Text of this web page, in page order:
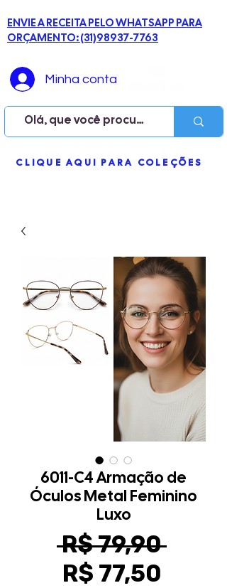
CLIQUE AQUI PARA COLEÇÕES
ME
NU
ENVIE A RECEITA PELO WHATSAPP PARA
ORÇAMENTO: (31)98937-7763
Minha conta
6011-C4 Armação de
Óculos Metal Feminino
Luxo
R$ 79,90 Preço
R$ 77,50